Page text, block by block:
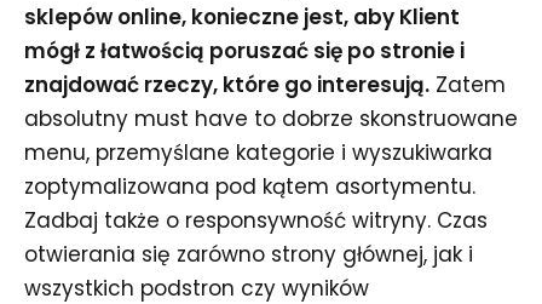
sklepów online, konieczne jest, aby Klient
mógł z łatwością poruszać się po stronie i
znajdować rzeczy, które go interesują. Zatem
absolutny must have to dobrze skonstruowane
menu, przemyślane kategorie i wyszukiwarka
zoptymalizowana pod kątem asortymentu.
Zadbaj także o responsywność witryny. Czas
otwierania się zarówno strony głównej, jak i
wszystkich podstron czy wyników